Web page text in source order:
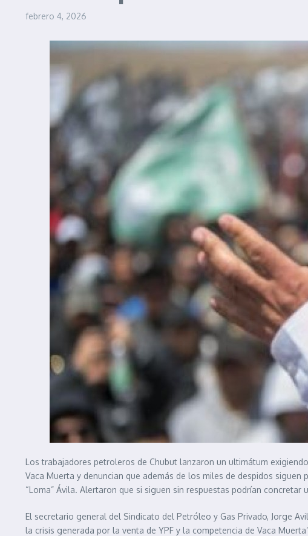
febrero 4, 2026
Los trabajadores petroleros de Chubut lanzaron un ultimátum
Vaca Muerta y denuncian que además de los miles de despidos
“Loma” Ávila. Alertaron que si siguen sin respuestas podrían concretar
El secretario general del Sindicato del Petróleo y Gas Privado, Jorge
la crisis generada por la venta de YPF y la competencia de Vaca